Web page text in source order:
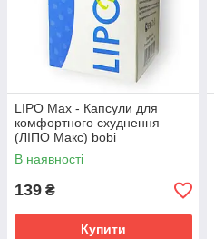
LIPO Max - Капсули для
комфортного схуднення
(ЛІПО Макс) bobi
В наявності
139 ₴
Купити